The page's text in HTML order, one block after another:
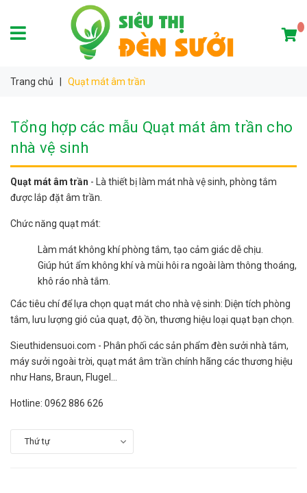
Trang chủ Quạt mát âm trần
Tổng hợp các mẫu Quạt mát âm trần cho
nhà vệ sinh
Quạt mát âm trần - Là thiết bị làm mát nhà vệ sinh, phòng tắm
được lắp đặt âm trần.
Chức năng quạt mát:
Làm mát không khí phòng tắm, tạo cảm giác dễ chịu.
Giúp hút ẩm không khí và mùi hôi ra ngoài làm thông thoáng,
khô ráo nhà tắm.
Các tiêu chí để lựa chọn quạt mát cho nhà vệ sinh: Diện tích phòng
tắm, lưu lượng gió của quạt, độ ồn, thương hiệu loại quạt bạn chọn.
Sieuthidensuoi.com - Phân phối các sản phẩm đèn sưởi nhà tắm,
máy sưởi ngoài trời, quạt mát âm trần chính hãng các thương hiệu
như Hans, Braun, Flugel...
Hotline: 0962 886 626
Thứ tự